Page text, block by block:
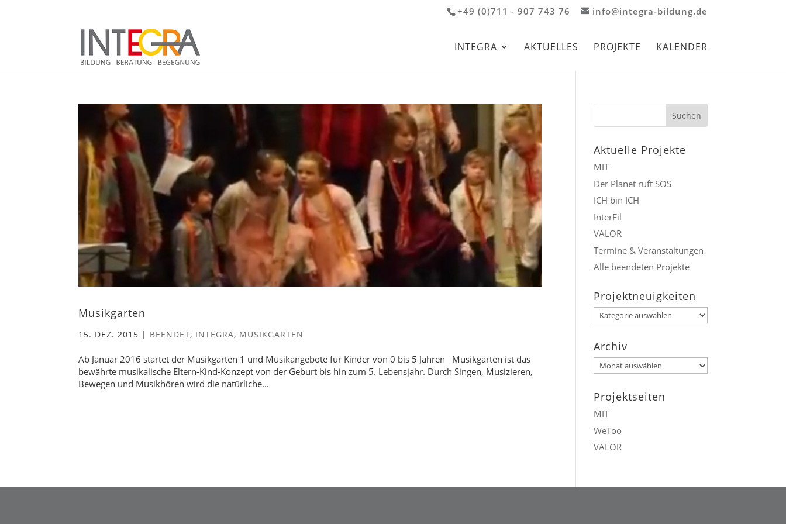
+49 (0)711 - 907 743 76 info@integra-bildung.de
INTEGRA AKTUELLES PROJEKTE KALENDER
Musikgarten
15. DEZ. 2015 | BEENDET, INTEGRA, MUSIKGARTEN
Ab Januar 2016 startet der Musikgarten 1 und Musikangebote für Kinder von 0 bis 5 Jahren Musikgarten ist das
bewährte musikalische Eltern-Kind-Konzept von der Geburt bis hin zum 5. Lebensjahr. Durch Singen, Musizieren,
Bewegen und Musikhören wird die natürliche...
Aktuelle Projekte
MIT
Der Planet ruft SOS
ICH bin ICH
InterFil
VALOR
Termine & Veranstaltungen
Alle beendeten Projekte
Projektneuigkeiten
Projektneuigkeiten
Archiv
Archiv
Projektseiten
MIT
WeToo
VALOR